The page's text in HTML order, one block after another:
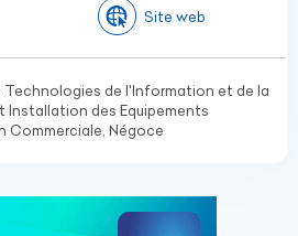
Site web
Technologies de l'Information et de la
des Equipements
Commerciale, Négoce